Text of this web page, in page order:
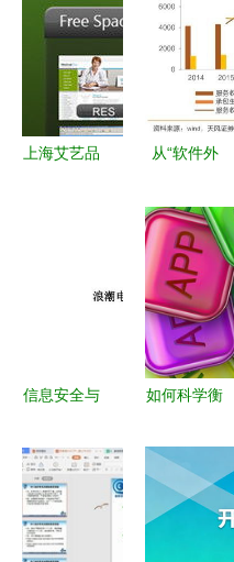
金融科技赋
能，软件外
包服务成就
多方共赢
软件外包服
务新高地
上海艾艺品
从“软件外
外包” 三大
共振因素如
何驱动产业
黄金时代
信息安全与
务 从360、
浪潮信息、
润和软件、
如何科学衡
公司的靠谱
程度 一份
全面的评估